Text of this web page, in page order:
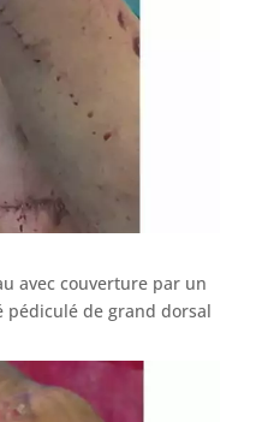
avec couverture par un
pédiculé de grand dorsal